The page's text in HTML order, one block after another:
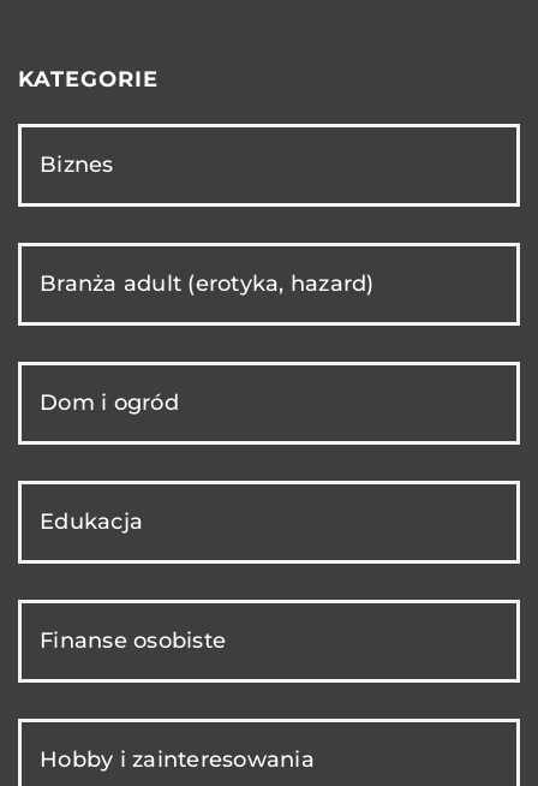
KATEGORIE
Biznes
Branża adult (erotyka, hazard)
Dom i ogród
Edukacja
Finanse osobiste
Hobby i zainteresowania